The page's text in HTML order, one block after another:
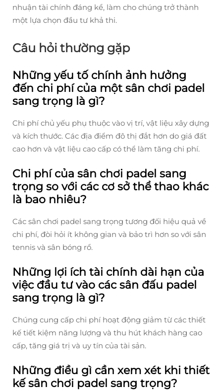
nhuận tài chính đáng kể, làm cho chúng trở thành
một lựa chọn đầu tư khả thi.
Câu hỏi thường gặp
Những yếu tố chính ảnh hưởng
đến chi phí của một sân chơi padel
sang trọng là gì?
Chi phí chủ yếu phụ thuộc vào vị trí, vật liệu xây dựng
và kích thước. Các địa điểm đô thị đắt hơn do giá đất
cao hơn và vật liệu cao cấp có thể làm tăng chi phí.
Chi phí của sân chơi padel sang
trọng so với các cơ sở thể thao khác
là bao nhiêu?
Các sân chơi padel sang trọng tương đối hiệu quả về
chi phí, đòi hỏi ít không gian và bảo trì hơn so với sân
tennis và sân bóng rổ.
Những lợi ích tài chính dài hạn của
việc đầu tư vào các sân đấu padel
sang trọng là gì?
Chúng cung cấp chi phí hoạt động giảm từ các thiết
kế tiết kiệm năng lượng và thu hút khách hàng cao
cấp, tăng giá trị và uy tín của tài sản.
Những điều gì cần xem xét khi thiết
kế sân chơi padel sang trọng?